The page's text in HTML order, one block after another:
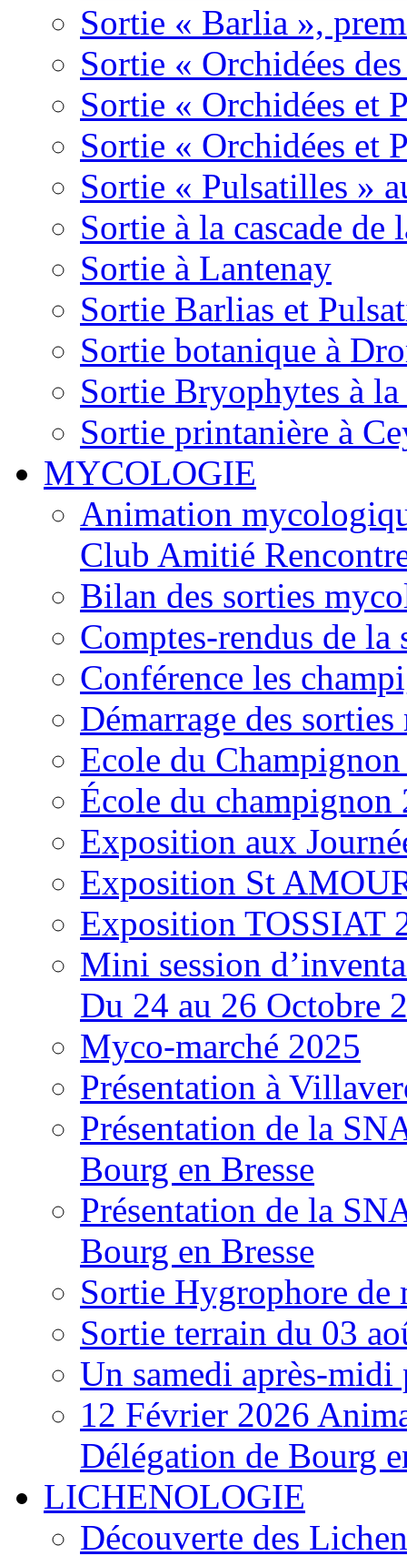
Sortie « Barlia »,
Sortie « Orchidées
Sortie « Orchidées et
Sortie « Orchidées et
Sortie « Pulsatilles »
Sortie à la cascade de
Sortie à Lantenay
Sortie Barlias et
Sortie botanique à
Sortie Bryophytes à la
Sortie printanière à
MYCOLOGIE
Animation
Club Amitié
Bilan des sorties
Comptes-rendus de
Conférence les
Démarrage des
Ecole du
École du champignon
Exposition aux
Exposition St
Exposition TOSSIAT
Mini session
Du 24 au 26 Octobre
Myco-marché 2025
Présentation à
Présentation de la
Bourg en Bresse
Présentation de la
Bourg en Bresse
Sortie Hygrophore de
Sortie terrain du 03
Un samedi après-
12 Février 2026
Délégation de Bourg
LICHENOLOGIE
Découverte des